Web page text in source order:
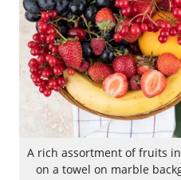
A rich assortment of fruits
on a towel on marble